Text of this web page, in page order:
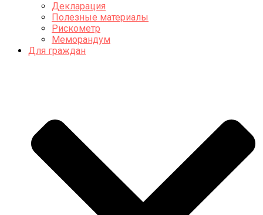
Декларация
Полезные материалы
Рискометр
Меморандум
Для граждан